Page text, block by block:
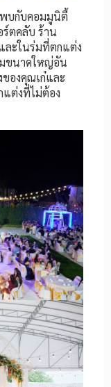
พบกับคอมมูนิตี้
ตคลับ ร้าน
ละในร่มที่ตกแต่ง
มขนาดใหญ่อัน
องคุณเก๋และ
แต่งที่ไม่ต้อง